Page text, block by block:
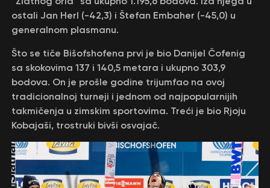
ostali Jan Herl (-42,3) i Štefan Embaher (-45,0) u
generalnom plasmanu.
Što se tiče Bišofshofena prvi je bio Danijel Čofenig
sa skokovima 137 i 140,5 metara i ukupno 303,9
bodova. On je prošle godine trijumfao na ovoj
tradicionalnoj turneji i jednom od najpopularnijih
takmičenja u zimskim sportovima. Treći je bio Rjoju
Kobajaši, trostruki bivši osvajač.